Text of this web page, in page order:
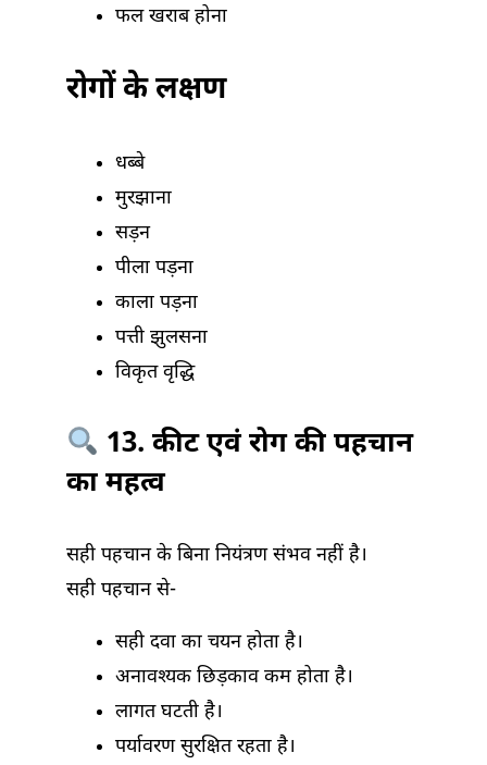
फल खराब होना
रोगों के लक्षण
धब्बे
मुरझाना
सड़न
पीला पड़ना
काला पड़ना
पत्ती झुलसना
विकृत वृद्धि
13. कीट एवं रोग की पहचान
का महत्व
सही पहचान के बिना नियंत्रण संभव नहीं है।
सही पहचान से-
सही दवा का चयन होता है।
अनावश्यक छिड़काव कम होता है।
लागत घटती है।
पर्यावरण सुरक्षित रहता है।